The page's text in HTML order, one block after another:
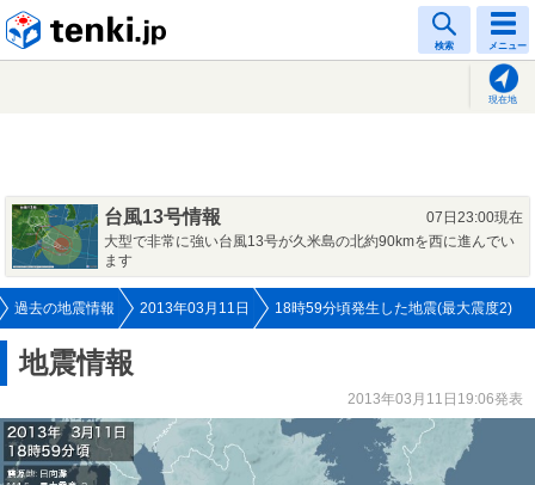
検索 メニュー
現在地
台風13号情報
07日23:00現在
大型で非常に強い台風13号が久米島の北約90kmを西に進んでい
ます
過去の地震情報 2013年03月11日 18時59分頃発生した地震(最大震度2)
地震情報
2013年03月11日19:06発表